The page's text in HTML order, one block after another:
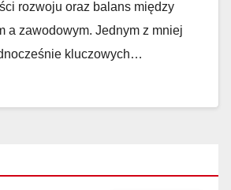
rozwoju oraz balans między
a zawodowym. Jednym z mniej
kluczowych…